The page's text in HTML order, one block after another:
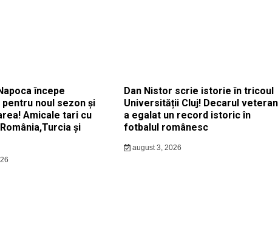
începe
noul sezon și
Amicale tari cu
și
Dan Nistor scrie istorie în tricoul
Universității Cluj! Decarul veteran
a egalat un record istoric în
fotbalul românesc
august 3, 2026